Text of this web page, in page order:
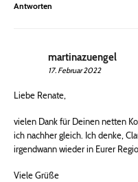
Antworten
martinazuengel
17. Februar 2022
Liebe Renate,
vielen Dank für Deinen netten
ich nachher gleich. Ich denke,
irgendwann wieder in Eurer
Viele Grüße